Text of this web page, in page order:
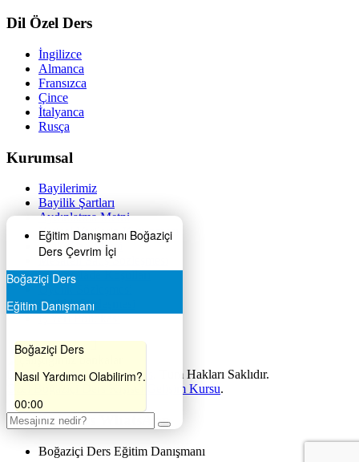
Dil Özel Ders
İngilizce
Almanca
Fransızca
Çince
İtalyanca
Rusça
Kurumsal
Bayilerimiz
Bayilik Şartları
Aydınlatma Metni
Kişisel Verilerin Korunması
Açık Rıza Metni
Mesafeli Satış Sözleşmesi
İptal ve İade Koşulları
Üyelik Sözleşmesi
Gizlilik Sözleşmesi
İş Yeri Politikası
Developed byBoğaziçi Ders
. Tüm Hakları Saklıdır.
Özel Boğaziçi Ders Kişisel Gelişim Kursu.
Boğaziçi Ders WhatsApp
Boğaziçi Ders Eğitim Danışmanı
Eğitim Danışmanı Boğaziçi
Ders Çevrim İçi
Boğaziçi Ders
Eğitim Danışmanı
Boğaziçi Ders
Nasıl Yardımcı Olabilirim?.
00:00